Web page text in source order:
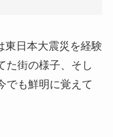
東日本大震災を経験
た街の様子、そし
でも鮮明に覚えて